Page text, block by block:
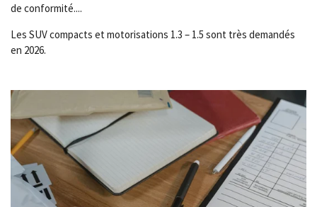
de conformité....
Les SUV compacts et motorisations 1.3 – 1.5 sont très demandés
en 2026.